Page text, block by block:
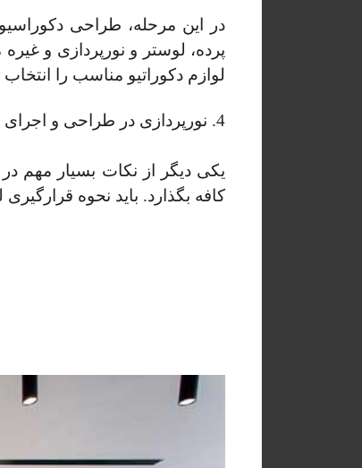
در این مرحله، طراحی
پرده، لوستر و نورپردازی و
لوازم دکوراتیو مناسب را انتخاب
4. نورپردازی در طراحی و اجرای دکوراسیون کافه
یکی دیگر از نکات بسیار مهم
کافه بگذارد. باید نحوه